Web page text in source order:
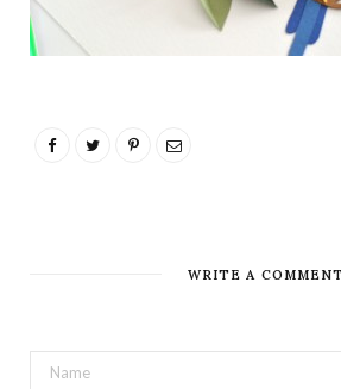
WRITE A